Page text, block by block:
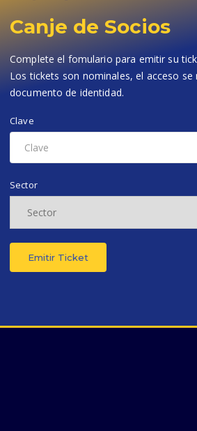
Canje de Socios
Complete el fomulario para emitir su
Los tickets son nominales, el acceso
documento de identidad.
Clave
Sector
Emitir Ticket